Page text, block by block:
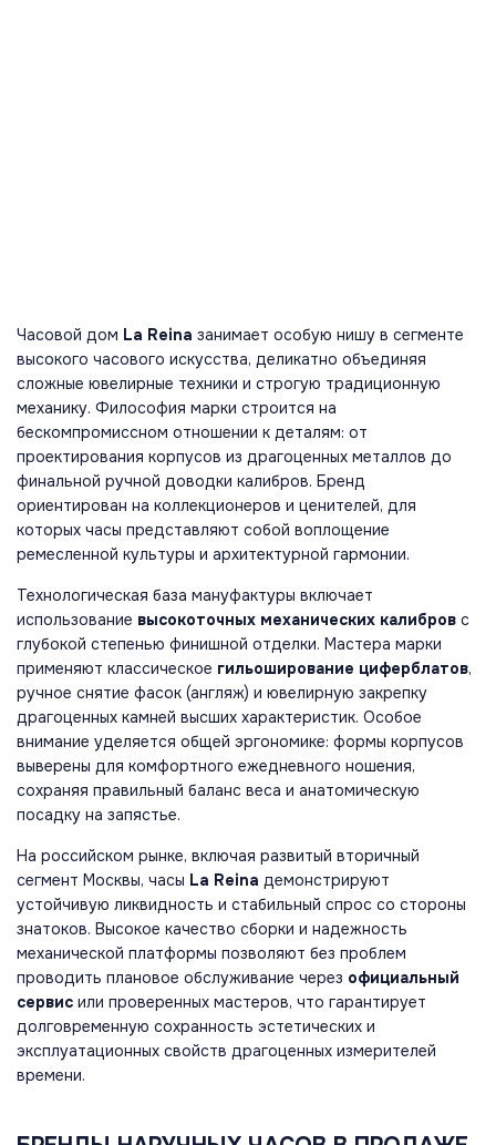
Часовой дом La Reina занимает особую нишу в сегменте
высокого часового искусства, деликатно объединяя
сложные ювелирные техники и строгую традиционную
механику. Философия марки строится на
бескомпромиссном отношении к деталям: от
проектирования корпусов из драгоценных металлов до
финальной ручной доводки калибров. Бренд
ориентирован на коллекционеров и ценителей, для
которых часы представляют собой воплощение
ремесленной культуры и архитектурной гармонии.
Технологическая база мануфактуры включает
использование высокоточных механических калибров с
глубокой степенью финишной отделки. Мастера марки
применяют классическое гильоширование циферблатов,
ручное снятие фасок (англяж) и ювелирную закрепку
драгоценных камней высших характеристик. Особое
внимание уделяется общей эргономике: формы корпусов
выверены для комфортного ежедневного ношения,
сохраняя правильный баланс веса и анатомическую
посадку на запястье.
На российском рынке, включая развитый вторичный
сегмент Москвы, часы La Reina демонстрируют
устойчивую ликвидность и стабильный спрос со стороны
знатоков. Высокое качество сборки и надежность
механической платформы позволяют без проблем
проводить плановое обслуживание через официальный
сервис или проверенных мастеров, что гарантирует
долговременную сохранность эстетических и
эксплуатационных свойств драгоценных измерителей
времени.